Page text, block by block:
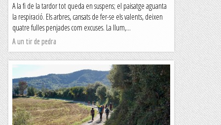
A la fi de la tardor tot queda en suspens; el paisatge aguanta
la respiració. Els arbres, cansats de fer-se els valents, deixen
quatre fulles penjades com excuses. La llum,...
A un tir de pedra